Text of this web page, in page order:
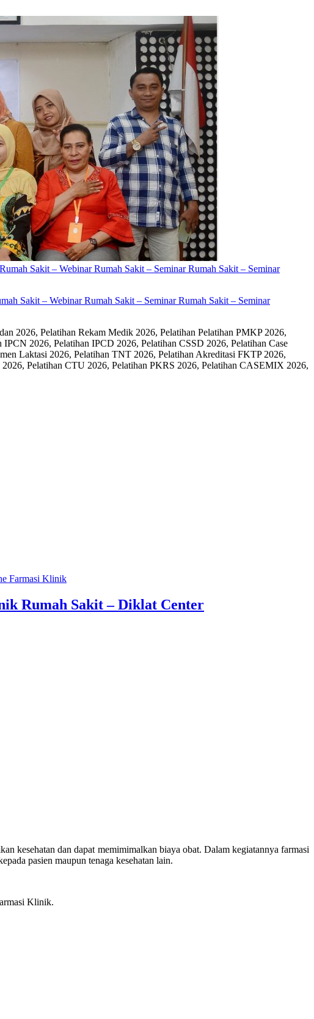
Sakit – Webinar Rumah Sakit – Seminar Rumah Sakit – Seminar
2026, Pelatihan Rekam Medik 2026, Pelatihan Pelatihan PMKP 2026,
2026, Pelatihan IPCD 2026, Pelatihan CSSD 2026, Pelatihan Case
Laktasi 2026, Pelatihan TNT 2026, Pelatihan Akreditasi FKTP 2026,
Pelatihan CTU 2026, Pelatihan PKRS 2026, Pelatihan CASEMIX 2026,
Farmasi Klinik
Rumah Sakit – Diklat Center
kesehatan dan dapat memimimalkan biaya obat. Dalam kegiatannya farmasi
pasien maupun tenaga kesehatan lain.
Klinik.